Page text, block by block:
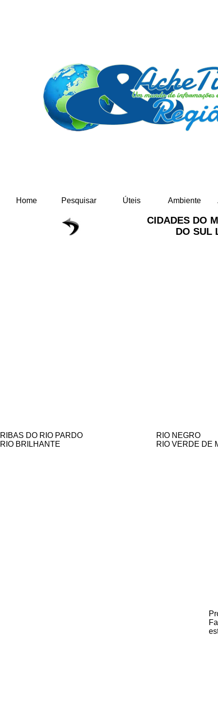
Home Pesquisar Úteis Ambiente
CIDADES DO
DO SUL
RIBAS DO RIO PARDO
RIO NEGRO
RIO BRILHANTE
RIO VERDE DE